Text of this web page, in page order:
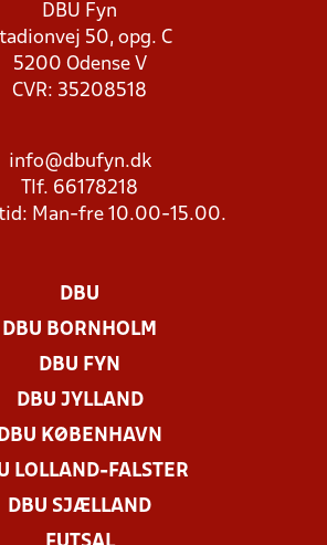
DBU Fyn
50, opg. C
5200 Odense V
CVR: 35208518
info@dbufyn.dk
Tlf. 66178218
Man-fre 10.00-15.00.
DBU
DBU BORNHOLM
DBU FYN
DBU JYLLAND
DBU KØBENHAVN
LOLLAND-FALSTER
DBU SJÆLLAND